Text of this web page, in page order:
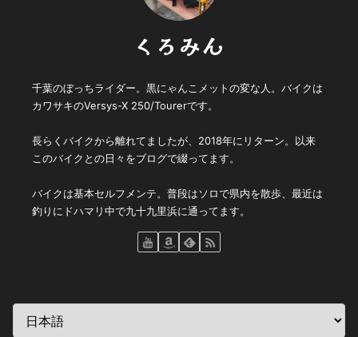
くろみん
千葉のぼっちライダー。黒にゃんこメットの変な人。バイクは
カワサキのVersys-X 250/Tourerです。
長らくバイクから離れてましたが、2018年にリターン。以来
このバイクとの日々をブログで綴ってます。
バイクは基本セルフメンテ。普段はソロで県内を散歩、最近は
釣りにドハマリ中で九十九里浜に通ってます。